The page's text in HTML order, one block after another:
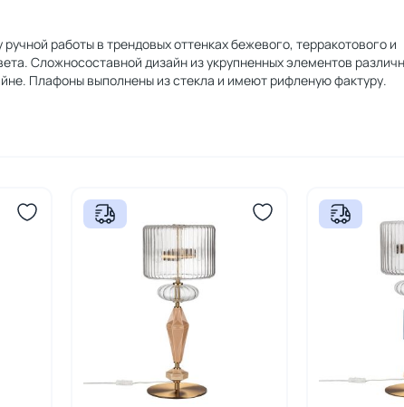
работы в трендовых оттенках бежевого, терракотового и
Сложносоставной дизайн из укрупненных элементов
Плафоны выполнены из стекла и имеют рифленую фактуру.